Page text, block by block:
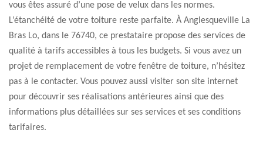
vous êtes assuré d’une pose de velux dans les normes.
L’étanchéité de votre toiture reste parfaite. À Anglesqueville La
Bras Lo, dans le 76740, ce prestataire propose des services de
qualité à tarifs accessibles à tous les budgets. Si vous avez un
projet de remplacement de votre fenêtre de toiture, n’hésitez
pas à le contacter. Vous pouvez aussi visiter son site internet
pour découvrir ses réalisations antérieures ainsi que des
informations plus détaillées sur ses services et ses conditions
tarifaires.